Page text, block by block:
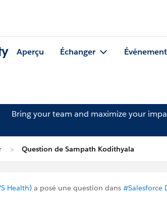
Aperçu Échanger
Bring your team and maximize your
Question de Sampath Kodithyala
Health) a posé une question dans #Salesforce